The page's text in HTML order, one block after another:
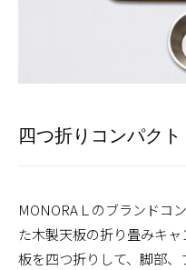
四つ折りコンパクト
MONORAＬのブランドコ
た木製天板の折り畳みキ
板を四つ折りして、脚部